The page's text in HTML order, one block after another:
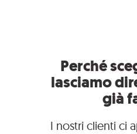
Perché
lasciamo
già
I nostri clienti ci